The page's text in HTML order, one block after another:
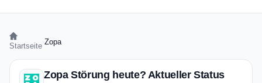
Startseite Zopa
Zopa Störung heute? Aktueller Status